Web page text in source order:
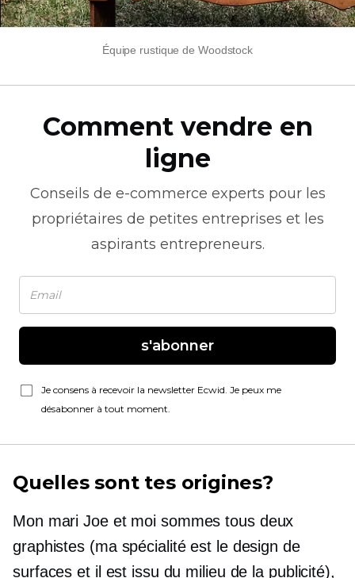
Équipe rustique de Woodstock
Comment vendre en
ligne
Conseils de e-commerce experts pour les
propriétaires de petites entreprises et les
aspirants entrepreneurs.
s'abonner
Je consens à recevoir la newsletter Ecwid. Je peux me
désabonner à tout moment.
Quelles sont tes origines?
Mon mari Joe et moi sommes tous deux
graphistes (ma spécialité est le design de
surfaces et il est issu du milieu de la publicité),